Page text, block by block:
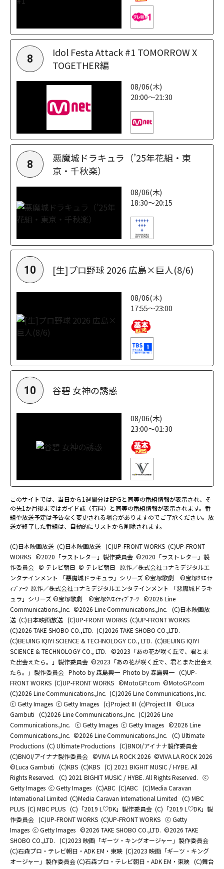
8
Idol Festa Attack #1 TOMORROW X
TOGETHER編
08/06(木)
20:00～21:30
8
悪魔城ドラキュラ（’25年花組・東
京・千秋楽）
08/06(木)
18:30～20:15
10 [生]プロ野球 2026 広島×巨人(8/6)
08/06(木)
17:55～23:00
10 谷碧 女神の誘惑
08/06(木)
23:00～01:30
このサイトでは、当日から1週間分はEPGと同等の番組情報が表示され、そ
の先1か月後まではガイド誌（有料）と同等の番組情報が表示されます。番
組や放送予定は予告なく変更される場合がありますのでご了承ください。放
送が終了した番組は、自動的にリストから削除されます。
(C)日本映画放送 (C)日本映画放送 (C)UP-FRONT WORKS (C)UP-FRONT
WORKS ©2020「ラストレター」製作委員会 ©2020「ラストレター」製
作委員会 © テレビ朝日 © テレビ朝日
原作／株式会社コナミデジタルエ
ンタテインメント 「悪魔城ドラキュラ」シリーズ ©宝塚歌劇 ©宝塚ｸﾘｴｲﾃ
ｨﾌﾞｱｰﾂ 原作／株式会社コナミデジタルエンタテインメント 「悪魔城ドラキ
ュラ」シリーズ ©宝塚歌劇 ©宝塚ｸﾘｴｲﾃｨﾌﾞｱｰﾂ ©2026 Line
Communications.,Inc. ©2026 Line Communications.,Inc. (C)日本映画放
送 (C)日本映画放送 (C)UP-FRONT WORKS (C)UP-FRONT WORKS
(C)2026 TAKE SHOBO CO.,LTD. (C)2026 TAKE SHOBO CO.,LTD.
(C)BEIJING IQIYI SCIENCE & TECHNOLOGY CO., LTD. (C)BEIJING IQIYI
SCIENCE & TECHNOLOGY CO., LTD. ©2023「あの花が咲く丘で、君とま
た出会えたら。」製作委員会 ©2023「あの花が咲く丘で、君とまた出会え
たら。」製作委員会 Photo by 森島興一 Photo by 森島興一 (C)UP-
FRONT WORKS (C)UP-FRONT WORKS ©MotoGP.com ©MotoGP.com
(C)2026 Line Communications.,Inc. (C)2026 Line Communications.,Inc.
ⓒ Getty Images ⓒ Getty Images (c)Project III (c)Project III ©Luca
Gambuti (C)2026 Line Communications.,Inc. (C)2026 Line
Communications.,Inc. ⓒ Getty Images ⓒ Getty Images ©2026 Line
Communications.,Inc. ©2026 Line Communications.,Inc. (C) Ultimate
Productions (C) Ultimate Productions (C)BNOI/アイナナ製作委員会
(C)BNOI/アイナナ製作委員会 ©️VIVA LA ROCK 2026 ©️VIVA LA ROCK 2026
©Luca Gambuti (C)KBS (C)KBS (C) 2021 BIGHIT MUSIC / HYBE. All
Rights Reserved. (C) 2021 BIGHIT MUSIC / HYBE. All Rights Reserved. ⓒ
Getty Images ⓒ Getty Images (C)ABC (C)ABC (C)Media Caravan
International Limited (C)Media Caravan International Limited (C) MBC
PLUS (C) MBC PLUS (C)「2019 L♡DK」製作委員会 (C)「2019 L♡DK」製
作委員会 (C)UP-FRONT WORKS (C)UP-FRONT WORKS ⓒ Getty
Images ⓒ Getty Images ©2026 TAKE SHOBO CO.,LTD. ©2026 TAKE
SHOBO CO.,LTD. (C)2023 映画「ギーツ・キングオージャー」製作委員会
(C)石森プロ・テレビ朝日・ADK EM・東映 (C)2023 映画「ギーツ・キング
オージャー」製作委員会 (C)石森プロ・テレビ朝日・ADK EM・東映 (C)舞台